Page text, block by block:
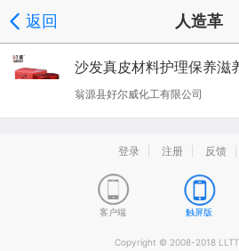
返回 人造革
沙发真皮材料护理保养滋
专用
翁源县好尔威化工有限公司
登录 注册 反馈
客户端 触屏版
Copyright © 2008-2018